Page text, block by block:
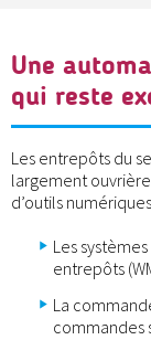
Une
qui reste
Les entrepôts du
largement
d’outils
Les
entrepôts
La
commandes